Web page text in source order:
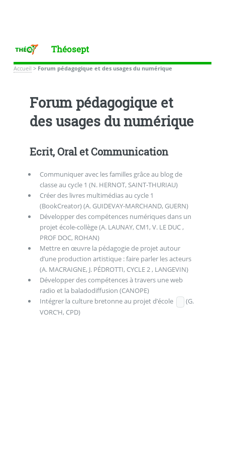
Théosept
Accueil > Forum pédagogique et des usages du numérique
Forum pédagogique et
des usages du numérique
Ecrit, Oral et Communication
Communiquer avec les familles grâce au blog de
classe au cycle 1 (N. HERNOT, SAINT-THURIAU)
Créer des livres multimédias au cycle 1
(BookCreator) (A. GUIDEVAY-MARCHAND, GUERN)
Développer des compétences numériques dans un
projet école-collège (A. LAUNAY, CM1, V. LE DUC ,
PROF DOC, ROHAN)
Mettre en œuvre la pédagogie de projet autour
d’une production artistique : faire parler les acteurs
(A. MACRAIGNE, J. PÉDROTTI, CYCLE 2 , LANGEVIN)
Développer des compétences à travers une web
radio et la baladodiffusion (CANOPE)
Intégrer la culture bretonne au projet d’école
(G.
VORC’H, CPD)